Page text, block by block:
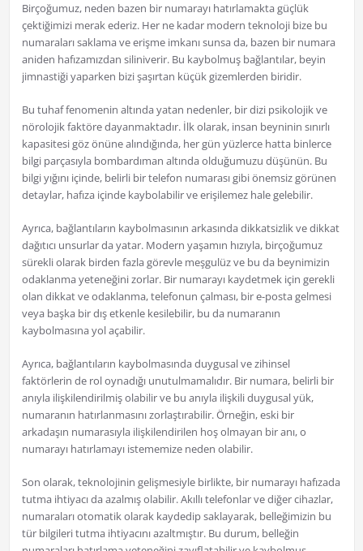
Birçoğumuz, neden bazen bir numarayı hatırlamakta güçlük
çektiğimizi merak ederiz. Her ne kadar modern teknoloji bize bu
numaraları saklama ve erişme imkanı sunsa da, bazen bir numara
aniden hafızamızdan siliniverir. Bu kaybolmuş bağlantılar, beyin
jimnastiği yaparken bizi şaşırtan küçük gizemlerden biridir.
Bu tuhaf fenomenin altında yatan nedenler, bir dizi psikolojik ve
nörolojik faktöre dayanmaktadır. İlk olarak, insan beyninin sınırlı
kapasitesi göz önüne alındığında, her gün yüzlerce hatta binlerce
bilgi parçasıyla bombardıman altında olduğumuzu düşünün. Bu
bilgi yığını içinde, belirli bir telefon numarası gibi önemsiz görünen
detaylar, hafıza içinde kaybolabilir ve erişilemez hale gelebilir.
Ayrıca, bağlantıların kaybolmasının arkasında dikkatsizlik ve dikkat
dağıtıcı unsurlar da yatar. Modern yaşamın hızıyla, birçoğumuz
sürekli olarak birden fazla görevle meşgulüz ve bu da beynimizin
odaklanma yeteneğini zorlar. Bir numarayı kaydetmek için gerekli
olan dikkat ve odaklanma, telefonun çalması, bir e-posta gelmesi
veya başka bir dış etkenle kesilebilir, bu da numaranın
kaybolmasına yol açabilir.
Ayrıca, bağlantıların kaybolmasında duygusal ve zihinsel
faktörlerin de rol oynadığı unutulmamalıdır. Bir numara, belirli bir
anıyla ilişkilendirilmiş olabilir ve bu anıyla ilişkili duygusal yük,
numaranın hatırlanmasını zorlaştırabilir. Örneğin, eski bir
arkadaşın numarasıyla ilişkilendirilen hoş olmayan bir anı, o
numarayı hatırlamayı istememize neden olabilir.
Son olarak, teknolojinin gelişmesiyle birlikte, bir numarayı hafızada
tutma ihtiyacı da azalmış olabilir. Akıllı telefonlar ve diğer cihazlar,
numaraları otomatik olarak kaydedip saklayarak, belleğimizin bu
tür bilgileri tutma ihtiyacını azaltmıştır. Bu durum, belleğin